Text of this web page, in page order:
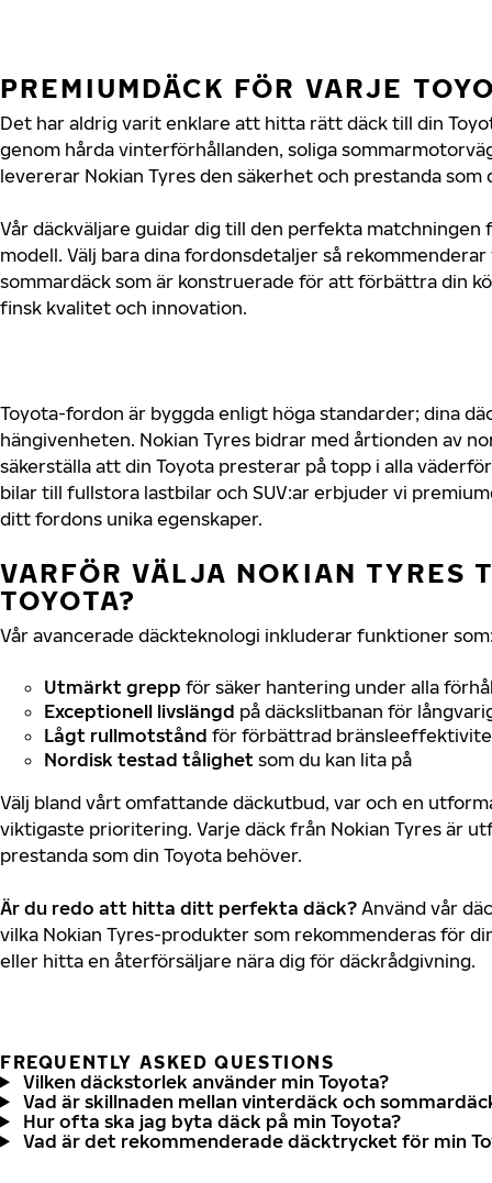
PREMIUMDÄCK FÖR VARJE
Det har aldrig varit enklare att hitta rätt däck till din
genom hårda vinterförhållanden, soliga
levererar Nokian Tyres den säkerhet och prestanda som
Vår däckväljare guidar dig till den perfekta matchningen
modell. Välj bara dina fordonsdetaljer så
sommardäck som är konstruerade för att förbättra din
finsk kvalitet och innovation.
Toyota-fordon är byggda enligt höga standarder; dina
hängivenheten. Nokian Tyres bidrar med årtionden av
säkerställa att din Toyota presterar på topp i alla
bilar till fullstora lastbilar och SUV:ar erbjuder vi
ditt fordons unika egenskaper.
VARFÖR VÄLJA NOKIAN TYRES
TOYOTA?
Vår avancerade däckteknologi inkluderar funktioner
Utmärkt grepp för säker hantering under alla
Exceptionell livslängd på däckslitbanan för
Lågt rullmotstånd för förbättrad
Nordisk testad tålighet som du kan lita på
Välj bland vårt omfattande däckutbud, var och en
viktigaste prioritering. Varje däck från Nokian Tyres är
prestanda som din Toyota behöver.
Är du redo att hitta ditt perfekta däck? Använd vår
vilka Nokian Tyres-produkter som rekommenderas för
eller hitta en återförsäljare nära dig för däckrådgivning.
FREQUENTLY ASKED QUESTIONS
Vilken däckstorlek använder min Toyota?
Vad är skillnaden mellan vinterdäck och
Hur ofta ska jag byta däck på min Toyota?
Vad är det rekommenderade däcktrycket för min